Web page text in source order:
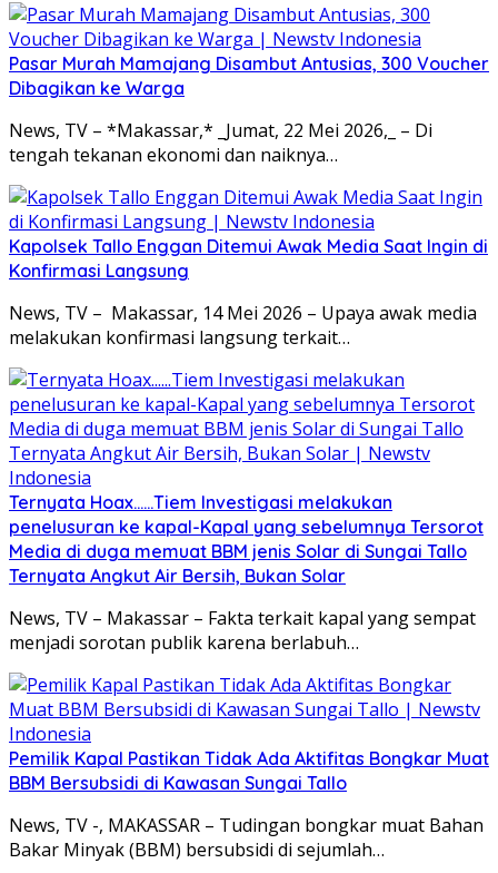
Pasar Murah Mamajang Disambut Antusias, 300 Voucher
Dibagikan ke Warga
News, TV – *Makassar,* _Jumat, 22 Mei 2026,_ – Di
tengah tekanan ekonomi dan naiknya…
Kapolsek Tallo Enggan Ditemui Awak Media Saat Ingin di
Konfirmasi Langsung
News, TV – Makassar, 14 Mei 2026 – Upaya awak media
melakukan konfirmasi langsung terkait…
Ternyata Hoax……Tiem Investigasi melakukan
penelusuran ke kapal-Kapal yang sebelumnya Tersorot
Media di duga memuat BBM jenis Solar di Sungai Tallo
Ternyata Angkut Air Bersih, Bukan Solar
News, TV – Makassar – Fakta terkait kapal yang sempat
menjadi sorotan publik karena berlabuh…
Pemilik Kapal Pastikan Tidak Ada Aktifitas Bongkar Muat
BBM Bersubsidi di Kawasan Sungai Tallo
News, TV -, MAKASSAR – Tudingan bongkar muat Bahan
Bakar Minyak (BBM) bersubsidi di sejumlah…